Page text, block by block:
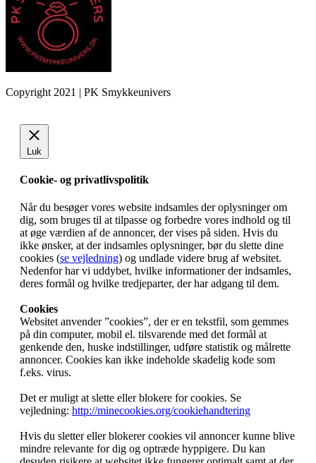
Copyright 2021 | PK Smykkeunivers
Luk
Cookie- og privatlivspolitik
Når du besøger vores website indsamles der oplysninger om
dig, som bruges til at tilpasse og forbedre vores indhold og til
at øge værdien af de annoncer, der vises på siden. Hvis du
ikke ønsker, at der indsamles oplysninger, bør du slette dine
cookies (se vejledning) og undlade videre brug af websitet.
Nedenfor har vi uddybet, hvilke informationer der indsamles,
deres formål og hvilke tredjeparter, der har adgang til dem.
Cookies
Websitet anvender ”cookies”, der er en tekstfil, som gemmes
på din computer, mobil el. tilsvarende med det formål at
genkende den, huske indstillinger, udføre statistik og målrette
annoncer. Cookies kan ikke indeholde skadelig kode som
f.eks. virus.
Det er muligt at slette eller blokere for cookies. Se
vejledning: http://minecookies.org/cookiehandtering
Hvis du sletter eller blokerer cookies vil annoncer kunne blive
mindre relevante for dig og optræde hyppigere. Du kan